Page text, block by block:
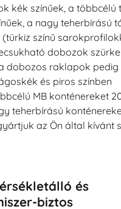
kék színűek, a többcélú
a nagy teherbírású
(türkiz színű
dobozok
dobozos raklapok pedig
és piros színben
MB konténereket
teherbírású
az Ön által kívánt
és
biztos